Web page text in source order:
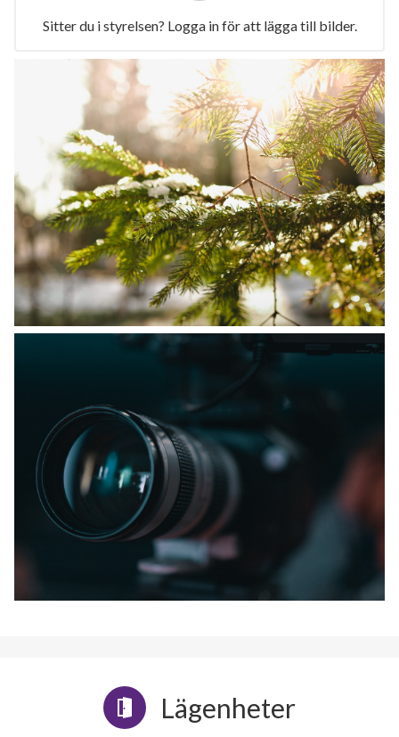
Sitter du i styrelsen? Logga in för att lägga till bilder.
Lägenheter